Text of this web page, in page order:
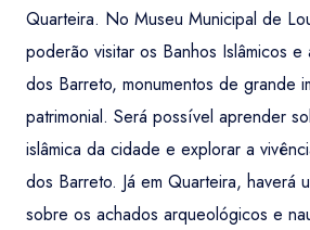
Quarteira. No Museu Municipal de
poderão visitar os Banhos Islâmicos e
dos Barreto, monumentos de grande
patrimonial. Será possível aprender
islâmica da cidade e explorar a
dos Barreto. Já em Quarteira, haverá
sobre os achados arqueológicos e